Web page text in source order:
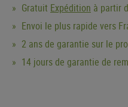
Gratuit Expédition à partir
Envoi le plus rapide vers
2 ans de garantie sur le
14 jours de garantie de